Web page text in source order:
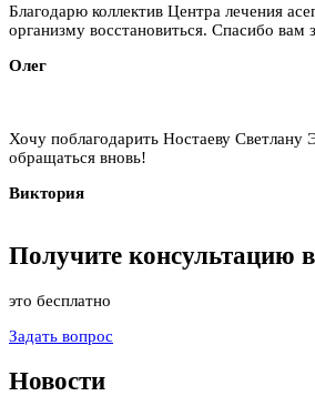
Благодарю коллектив Центра лечения
организму восстановиться. Спасибо вам
Олег
Хочу поблагодарить Ностаеву
обращаться вновь!
Виктория
Получите консультацию
это бесплатно
Задать вопрос
Новости